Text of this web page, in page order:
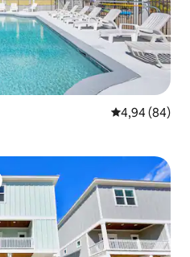
4,94 de uma
4,94 (84)
dos hóspedes